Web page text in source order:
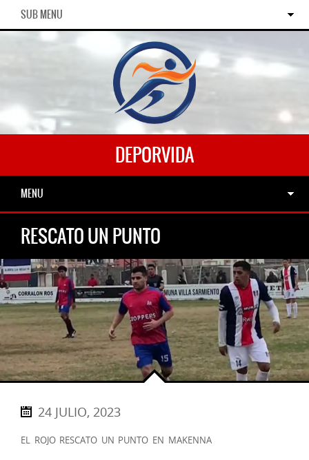
SUB MENU
DEPORVIDA
MENU
RESCATO UN PUNTO
24 JULIO, 2023
EL ROJO RESCATO UN PUNTO EN MAKENNA